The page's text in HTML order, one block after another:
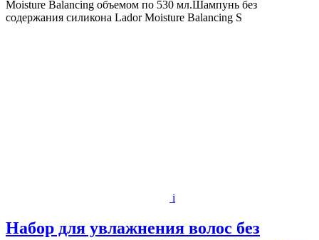
Moisture Balancing объемом по 530 мл.Шампунь без
содержания силикона Lador Moisture Balancing S
i
Набор для увлажнения волос без